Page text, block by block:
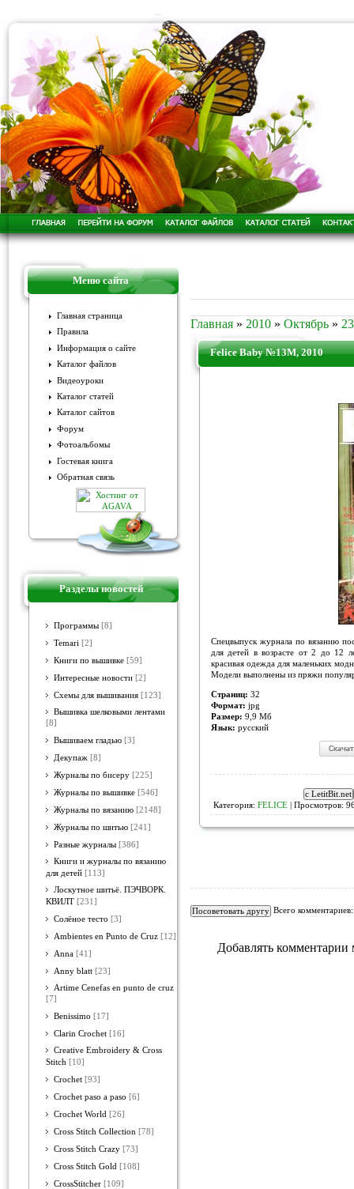
Меню сайта
Главная страница
Правила
Информация о сайте
Каталог файлов
Видеоуроки
Каталог статей
Каталог сайтов
Форум
Фотоальбомы
Гостевая книга
Обратная связь
Разделы новостей
Программы [8]
Temari [2]
Книги по вышивке [59]
Интересные новости [2]
Схемы для вышивания [123]
Вышивка шелковыми лентами
[8]
Вышиваем гладью [3]
Декупаж [8]
Журналы по бисеру [225]
Журналы по вышивке [546]
Журналы по вязанию [2148]
Журналы по шитью [241]
Разные журналы [386]
Книги и журналы по вязанию
для детей [113]
Лоскутное шитьё. ПЭЧВОРК.
КВИЛТ [231]
Солёное тесто [3]
Ambientes en Punto de Cruz [12]
Anna [41]
Anny blatt [23]
Artime Cenefas en punto de cruz
[7]
Benissimo [17]
Clarin Crochet [16]
Creative Embroidery & Cross
Stitch [10]
Crochet [93]
Crochet paso a paso [6]
Crochet World [26]
Cross Stitch Collection [78]
Cross Stitch Crazy [73]
Cross Stitch Gold [108]
CrossStitcher [109]
Главная » 2010 » Октябрь » 23
Felice Baby №13М, 2010
Спецвыпуск журнала по вязанию
для детей в возрасте от 2 до 12
красивая одежда для маленьких
Модели выполнены из пряжи
Страниц: 32
Формат: jpg
Размер: 9,9 Мб
Язык: русский
Категория: FELICE | Просмотров:
Всего
Добавлять комментарии